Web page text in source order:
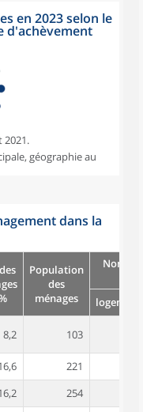
en 2023 selon le
d'achèvement
2021.
géographie au
dans la
Population
des
ménages
logement
8,2 103
221
254